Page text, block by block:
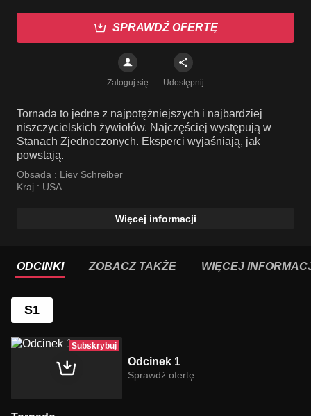
SPRAWDŹ OFERTĘ
Zaloguj się Udostępnij
Tornada to jedne z najpotężniejszych i najbardziej
niszczycielskich żywiołów. Najczęściej występują w
Stanach Zjednoczonych. Eksperci wyjaśniają, jak
powstają.
Obsada : Liev Schreiber
Kraj : USA
Więcej informacji
ODCINKI ZOBACZ TAKŻE WIĘCEJ
S1
Subskrybuj
Odcinek 1
Sprawdź ofertę